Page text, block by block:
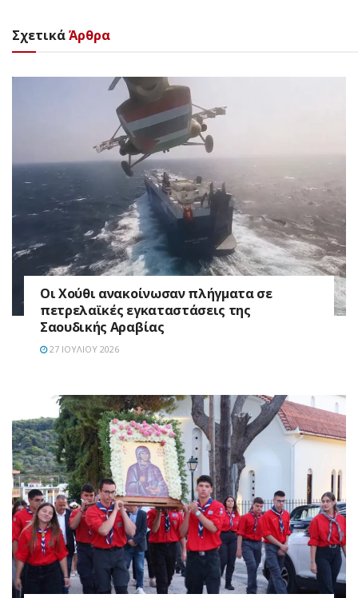
ΣχετικάΆρθρα
Οι Χούθι ανακοίνωσαν πλήγματα σε
πετρελαϊκές εγκαταστάσεις της
Σαουδικής Αραβίας
27 ΙΟΥΛΊΟΥ 2026